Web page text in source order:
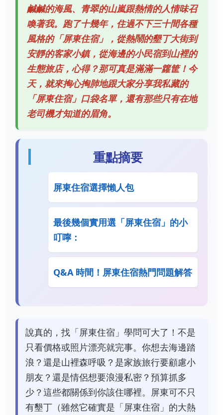
鹹鹹的海風、青翠的山嵐跟熱情的人情味召
喚著我。跑了十幾年，住過不下三十間各種
風格的「屏東住宿」，從熱鬧的墾丁大街到
安靜的客家小鎮，從海邊的小民宿到山裡的
生態旅店，心得？那可真是滿滿一籮筐！今
天，就來掏心掏肺地跟大家分享我私藏的
「屏東住宿」口袋名單，還有那些只有在地
老司機才知道的眉角。
重點摘要
屏東住宿選擇懶人包
最後幾個實用選「屏東住宿」的小
叮嚀：
Q&A 時間！屏東住宿熱門問題解答
說真的，找「屏東住宿」學問可大了！不是
只看價格或照片漂亮就完事。你想去海邊踏
浪？還是山裡森呼吸？是家族旅行要顧慮小
朋友？還是情侶想要浪漫私密？預算抓多
少？這些都關係到你該住哪裡。屏東可不只
有墾丁（雖然它確實是「屏東住宿」的大熱